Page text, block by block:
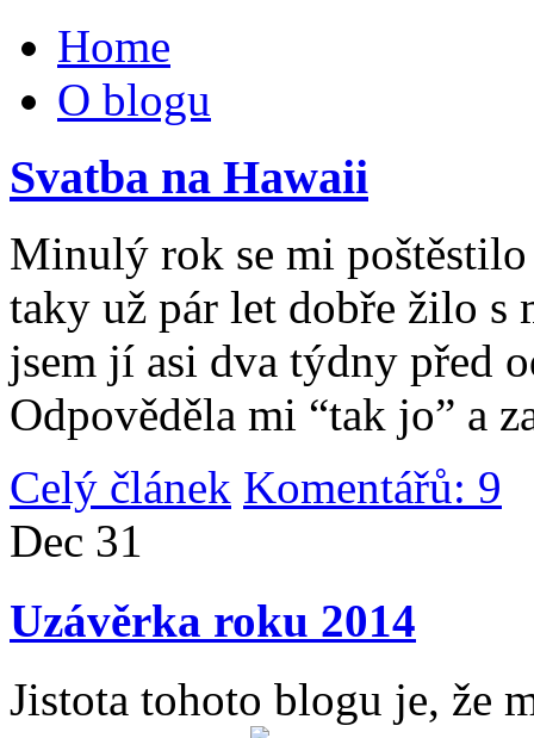
Home
O blogu
Svatba na Hawaii
Minulý rok se mi
taky už pár let dobře žilo
jsem jí asi dva týdny před
Odpověděla mi “tak jo” a
Celý článek Komentářů: 9
Dec 31
Uzávěrka roku 2014
Jistota tohoto blogu je, že